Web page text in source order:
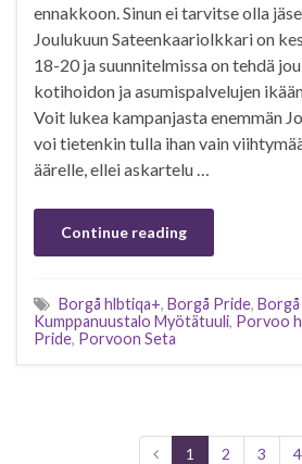
ennakkoon. Sinun ei tarvitse olla
Joulukuun Sateenkaariolkkari on
18-20 ja suunnitelmissa on tehdä
kotihoidon ja asumispalvelujen
Voit lukea kampanjasta enemmän
voi tietenkin tulla ihan vain
äärelle, ellei askartelu …
Continue reading
Borgå hlbtiqa+, Borgå Pride,
Kumppanuustalo Myötätuuli, Porvoo
Pride, Porvoon Seta
1 2 3 4